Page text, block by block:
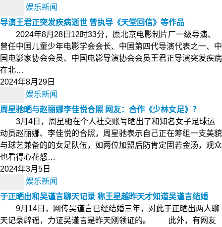
娱乐新闻
导演王君正突发疾病逝世 曾执导《天堂回信》等作品
2024年8月28日12时33分，原北京电影制片厂一级导演、
曾任中国儿童少年电影学会会长、中国第四代导演代表之一、中
国电影家协会会员、中国电影导演协会会员王君正导演突发疾病
在北…
2024年8月29日
娱乐新闻
周星驰晒与赵丽娜李佳悦合照 网友：合作《少林女足》？
3月4日，周星驰在个人社交账号晒出了和知名女子足球运
动员赵丽娜、李佳悦的合照，周星驰表示自己正在筹组一支美貌
与球艺兼备的的女足队伍，如两位加盟后防肯定固若金汤，观众
也看得心花怒…
2024年3月5日
娱乐新闻
于正晒出和吴谨言聊天记录 称王星越昨天才知道吴谨言结婚
9月14日，网传吴谨言已经结婚三年，对此于正晒出两人聊
天记录辟谣，力证吴谨言是昨天刚领证的。 此外，有网友